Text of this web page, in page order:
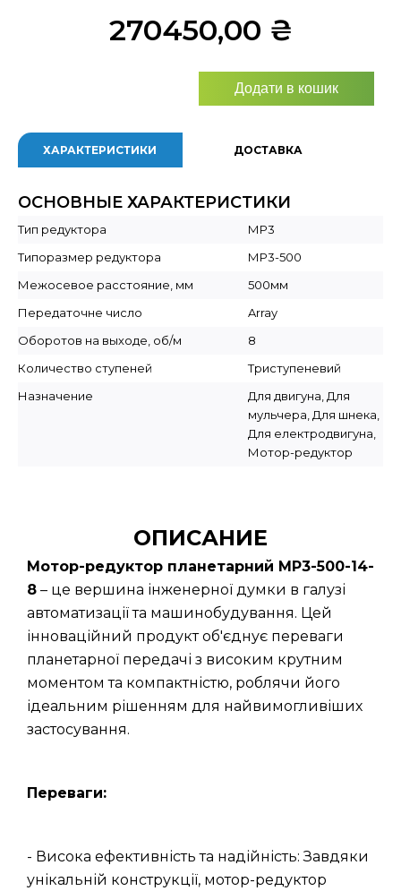
270450,00 ₴
Додати в кошик
ХАРАКТЕРИСТИКИ ДОСТАВКА
ОСНОВНЫЕ ХАРАКТЕРИСТИКИ
Тип редуктора
МР3
Типоразмер редуктора
МР3-500
Межосевое расстояние, мм
500мм
Передаточне число
Array
Оборотов на выходе, об/м
8
Количество ступеней
Триступеневий
Назначение
Для двигуна, Для
мульчера, Для шнека,
Для електродвигуна,
Мотор-редуктор
ОПИСАНИЕ
Мотор-редуктор планетарний МР3-500-14-
8 – це вершина інженерної думки в галузі
автоматизації та машинобудування. Цей
інноваційний продукт об'єднує переваги
планетарної передачі з високим крутним
моментом та компактністю, роблячи його
ідеальним рішенням для найвимогливіших
застосування.
Переваги:
- Висока ефективність та надійність: Завдяки
унікальній конструкції, мотор-редуктор